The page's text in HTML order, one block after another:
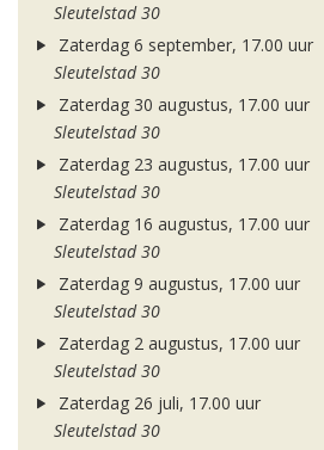
Sleutelstad 30
Zaterdag 6 september, 17.00 uur
Sleutelstad 30
Zaterdag 30 augustus, 17.00 uur
Sleutelstad 30
Zaterdag 23 augustus, 17.00 uur
Sleutelstad 30
Zaterdag 16 augustus, 17.00 uur
Sleutelstad 30
Zaterdag 9 augustus, 17.00 uur
Sleutelstad 30
Zaterdag 2 augustus, 17.00 uur
Sleutelstad 30
Zaterdag 26 juli, 17.00 uur
Sleutelstad 30